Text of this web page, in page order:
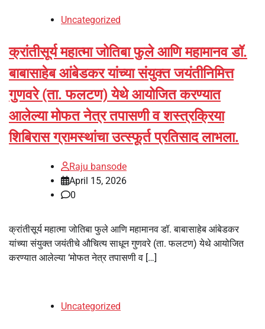
Uncategorized
क्रांतीसूर्य महात्मा जोतिबा फुले आणि महामानव डॉ.
बाबासाहेब आंबेडकर यांच्या संयुक्त जयंतीनिमित्त
गुणवरे (ता. फलटण) येथे आयोजित करण्यात
आलेल्या मोफत नेत्र तपासणी व शस्त्रक्रिया
शिबिरास ग्रामस्थांचा उत्स्फूर्त प्रतिसाद लाभला.
Raju bansode
April 15, 2026
0
क्रांतीसूर्य महात्मा जोतिबा फुले आणि महामानव डॉ. बाबासाहेब आंबेडकर
यांच्या संयुक्त जयंतीचे औचित्य साधून गुणवरे (ता. फलटण) येथे आयोजित
करण्यात आलेल्या ‘मोफत नेत्र तपासणी व […]
Uncategorized